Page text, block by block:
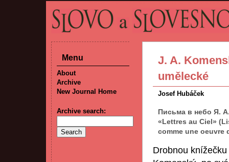
J. A.
umělecké
Josef Hubáček
Письма в небо Я.
«Lettres au Ciel»
comme une oeuvre
Drobnou
Menu
About
Archive
New Journal Home
Archive search: